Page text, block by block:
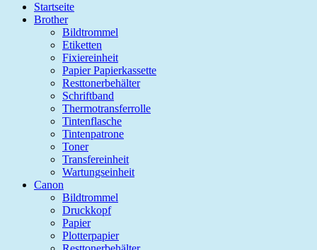
Startseite
Brother
Bildtrommel
Etiketten
Fixiereinheit
Papier Papierkassette
Resttonerbehälter
Schriftband
Thermotransferrolle
Tintenflasche
Tintenpatrone
Toner
Transfereinheit
Wartungseinheit
Canon
Bildtrommel
Druckkopf
Papier
Plotterpapier